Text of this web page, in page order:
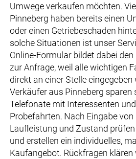
Umwege verkaufen möchten.
Pinneberg haben bereits einen
oder einen Getriebeschaden
solche Situationen ist unser
Online-Formular bildet dabei
zur Anfrage, weil alle wichtigen
direkt an einer Stelle
Verkäufer aus Pinneberg sparen
Telefonate mit Interessenten
Probefahrten. Nach Eingabe von
Laufleistung und Zustand
und erstellen ein individuelles,
Kaufangebot. Rückfragen